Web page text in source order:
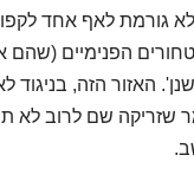
לא גורמת לאף אחד
הפנימיים
האזור הזה, בניגוד
שזריקה שם לרוב לא